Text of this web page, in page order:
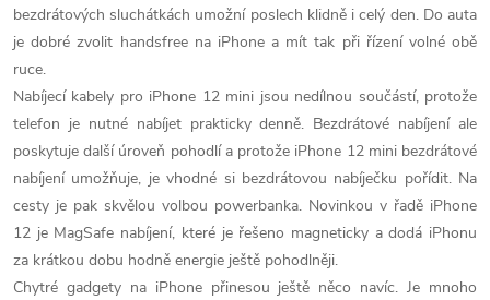
bezdrátových sluchátkách umožní poslech klidně i celý den. Do auta
je dobré zvolit handsfree na iPhone a mít tak při řízení volné obě
ruce.
Nabíjecí kabely pro iPhone 12 mini jsou nedílnou součástí, protože
telefon je nutné nabíjet prakticky denně. Bezdrátové nabíjení ale
poskytuje další úroveň pohodlí a protože iPhone 12 mini bezdrátové
nabíjení umožňuje, je vhodné si bezdrátovou nabíječku pořídit. Na
cesty je pak skvělou volbou powerbanka. Novinkou v řadě iPhone
12 je MagSafe nabíjení, které je řešeno magneticky a dodá iPhonu
za krátkou dobu hodně energie ještě pohodlněji.
Chytré gadgety na iPhone přinesou ještě něco navíc. Je mnoho